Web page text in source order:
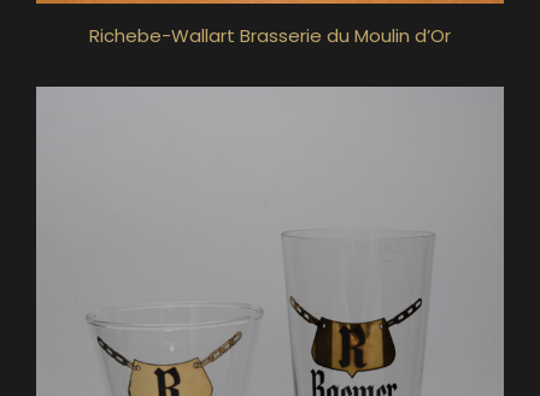
Richebe-Wallart Brasserie du Moulin d’Or